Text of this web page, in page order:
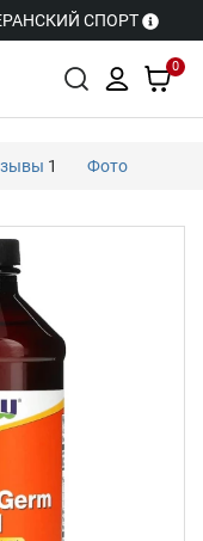
СПОРТ
0
1 Фото